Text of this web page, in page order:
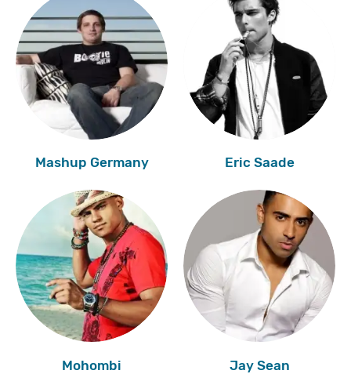
Mashup Germany Eric Saade
Mohombi Jay Sean